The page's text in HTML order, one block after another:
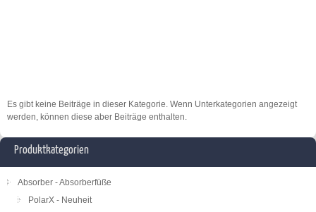
Es gibt keine Beiträge in dieser Kategorie. Wenn Unterkategorien angezeigt
werden, können diese aber Beiträge enthalten.
Produktkategorien
Absorber - Absorberfüße
PolarX - Neuheit